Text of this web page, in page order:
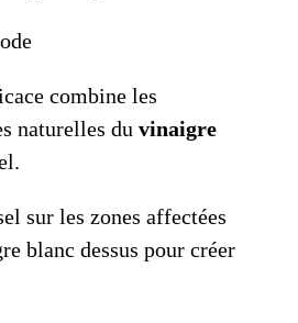
combine les
naturelles du vinaigre
sur les zones affectées
blanc dessus pour créer